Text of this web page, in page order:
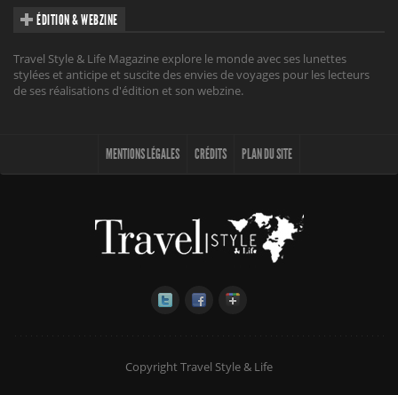
ÉDITION & WEBZINE
Travel Style & Life Magazine explore le monde avec ses lunettes
stylées et anticipe et suscite des envies de voyages pour les lecteurs
de ses réalisations d'édition et son webzine.
MENTIONS LÉGALES CRÉDITS PLAN DU SITE
Copyright Travel Style & Life